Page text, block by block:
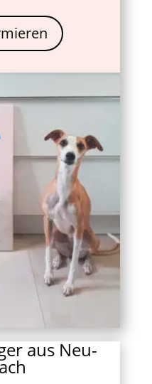
aus Neu-